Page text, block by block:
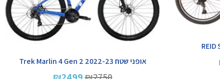
אופני שטח Trek Marlin 4 Gen 2 2022-23